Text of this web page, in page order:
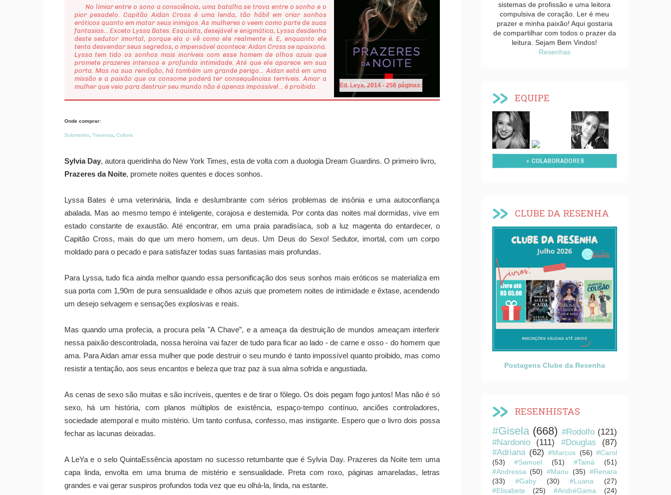
Ed. Leya, 2014 - 256 páginas:
No limiar entre o sono a consciência, uma batalha se trava entre o sonho e o
pior pesadelo. Capitão Aidan Cross é uma lenda, tão hábil em criar sonhos
eróticos quanto em matar seus inimigos. As mulheres o veem como parte de suas
fantasias... Exceto Lyssa Bates. Esquisita, desejável e enigmática, Lyssa desdenha
deste sedutor imortal, porque ela o vê como ele realmente é. E, enquanto ele
tenta desvendar seus segredos, o impensável acontece: Aidan Cross se apaixona.
Lyssa tem tido os sonhos mais incríveis com esse homem de olhos azuis que
promete prazeres intensos e profunda intimidade. Até que ele aparece em sua
porta. Mas na sua rendição, há também um grande perigo... Aidan está em uma
missão e a paixão que os consome poderá ter consequências terríveis. Amar a
mulher que veio para destruir seu mundo não é apenas impossível... é proibido.
Onde comprar:
Submarino, Travessa, Cultura
Sylvia Day, autora queridinha do New York Times, esta de volta com a duologia Dream Guardins. O primeiro livro,
Prazeres da Noite, promete noites quentes e doces sonhos.
Lyssa Bates é uma veterinária, linda e deslumbrante com sérios problemas de insônia e uma autoconfiança
abalada. Mas ao mesmo tempo é inteligente, corajosa e destemida. Por conta das noites mal dormidas, vive em
estado constante de exaustão. Até encontrar, em uma praia paradisíaca, sob a luz magenta do entardecer, o
Capitão Cross, mais do que um mero homem, um deus. Um Deus do Sexo! Sedutor, imortal, com um corpo
moldado para o pecado e para satisfazer todas suas fantasias mais profundas.
Para Lyssa, tudo fica ainda melhor quando essa personificação dos seus sonhos mais eróticos se materializa em
sua porta com 1,90m de pura sensualidade e olhos azuis que prometem noites de intimidade e êxtase, acendendo
um desejo selvagem e sensações explosivas e reais.
Mas quando uma profecia, a procura pela "A Chave”, e a ameaça da destruição de mundos ameaçam interferir
nessa paixão descontrolada, nossa heroína vai fazer de tudo para ficar ao lado - de carne e osso - do homem que
ama. Para Aidan amar essa mulher que pode destruir o seu mundo é tanto impossível quanto proibido, mas como
resistir a tentação, aos seus encantos e beleza que traz paz à sua alma sofrida e angustiada.
As cenas de sexo são muitas e são incríveis, quentes e de tirar o fôlego. Os dois pegam fogo juntos! Mas não é só
sexo, há um história, com planos múltiplos de existência, espaço-tempo contínuo, anciões controladores,
sociedade atemporal e muito mistério. Um tanto confusa, confesso, mas instigante. Espero que o livro dois possa
fechar as lacunas deixadas.
A LeYa e o selo QuintaEssência apostam no sucesso retumbante que é Sylvia Day. Prazeres da Noite tem uma
capa linda, envolta em uma bruma de mistério e sensualidade. Preta com roxo, páginas amareladas, letras
grandes e vai gerar suspiros profundos toda vez que eu olhá-la, linda, na estante.
sistemas de profissão e uma leitora
compulsiva de coração. Ler é meu
prazer e minha paixão! Aqui gostaria
de compartilhar com todos o prazer da
leitura. Sejam Bem Vindos!
Resenhas
EQUIPE
CLUBE DA RESENHA
Postagens Clube da Resenha
RESENHISTAS
#Gisela (668) #Rodolfo (121)
#Nardonio
(111) #Douglas
(87)
#Adriana (62) #Marcos (56) #Carol
(53)
#Samuel (51) #Tainá
(51)
#Andressa (50) #Manu (35) #Renara
(33)
#Gaby (30) #Luana
(27)
#Elisabete
(25) #AndréGama
(24)